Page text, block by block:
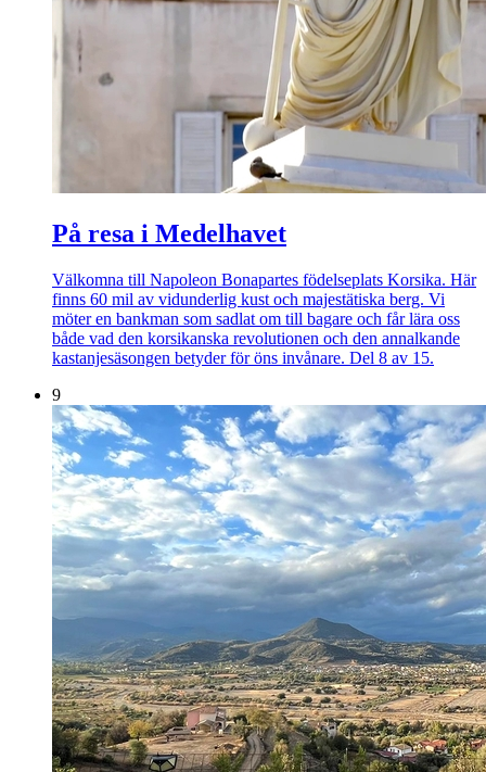
På resa i Medelhavet
Välkomna till Napoleon Bonapartes födelseplats Korsika. Här
finns 60 mil av vidunderlig kust och majestätiska berg. Vi
möter en bankman som sadlat om till bagare och får lära oss
både vad den korsikanska revolutionen och den annalkande
kastanjesäsongen betyder för öns invånare. Del 8 av 15.
9